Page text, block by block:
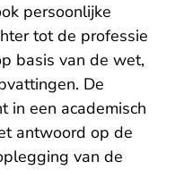
persoonlijke
tot de professie
basis van de wet,
De
in een academisch
antwoord op de
van de